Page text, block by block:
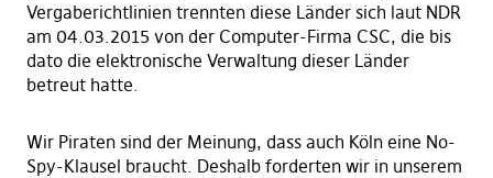
Vergaberichtlinien trennten diese Länder sich laut NDR
am 04.03.2015 von der Computer-Firma CSC, die bis
dato die elektronische Verwaltung dieser Länder
betreut hatte.
Wir Piraten sind der Meinung, dass auch Köln eine No-
Spy-Klausel braucht. Deshalb forderten wir in unserem